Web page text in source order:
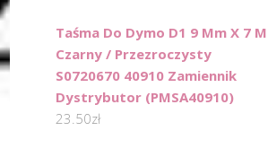
Taśma Do Dymo D1 9 Mm X 7 M
Czarny / Przezroczysty
S0720670 40910 Zamiennik
Dystrybutor (PMSA40910)
23.50zł